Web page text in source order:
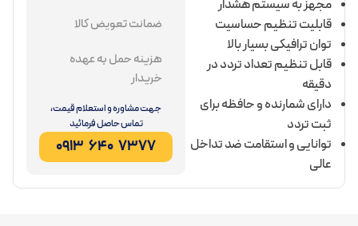
مجهز به سیستم هشدار
قابلیت تنظیم حساسیت
توان ترافیکی بسیار بالا
قابل تنظیم تعداد تردد در
دقیقه
دارای شمارنده و حافظه برای
ثبت تردد
توانایی و استقامت ضد تداخل
عالی
ضمانت تعویض کالا
هزینه حمل به عهده
خریدار
جهت مشاوره و استعلام قیمت،
تماس حاصل فرمائید
7377 640 0913